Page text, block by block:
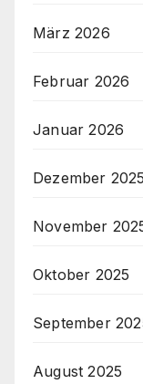
März 2026
Februar 2026
Januar 2026
Dezember 2025
November
Oktober 2025
September
August 2025